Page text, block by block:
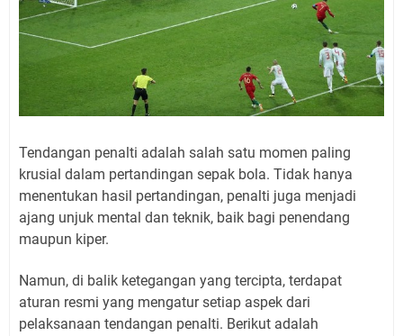
Tendangan penalti adalah salah satu momen paling
krusial dalam pertandingan sepak bola. Tidak hanya
menentukan hasil pertandingan, penalti juga menjadi
ajang unjuk mental dan teknik, baik bagi penendang
maupun kiper.
Namun, di balik ketegangan yang tercipta, terdapat
aturan resmi yang mengatur setiap aspek dari
pelaksanaan tendangan penalti. Berikut adalah